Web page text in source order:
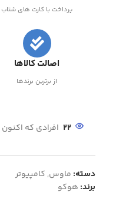
پرداخت با کارت های شتاب
اصالت کالاها
از برترین برندها
22 افرادی که
دسته: ماوس, کامپیوتر
برند: هوکو